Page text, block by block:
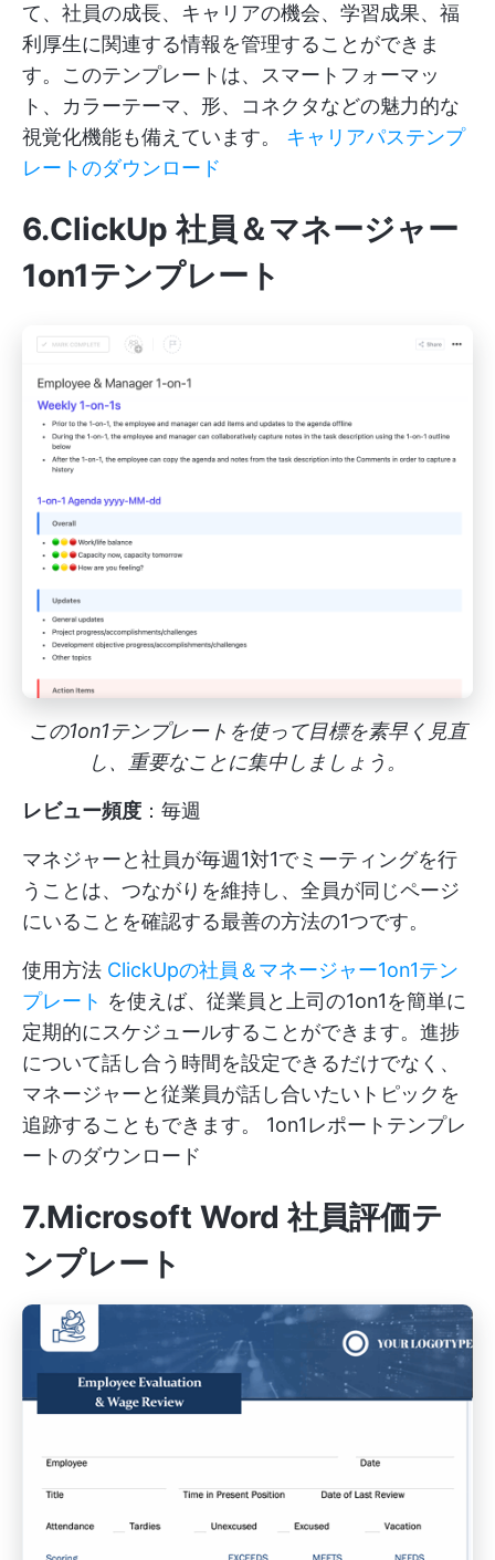
て、社員の成長、キャリアの機会、学習成果、福
利厚生に関連する情報を管理することができま
す。このテンプレートは、スマートフォーマッ
ト、カラーテーマ、形、コネクタなどの魅力的な
視覚化機能も備えています。 キャリアパステンプ
レートのダウンロード
6.ClickUp 社員＆マネージャー
1on1テンプレート
この1on1テンプレートを使って目標を素早く見直
し、重要なことに集中しましょう。
レビュー頻度 ：毎週
マネジャーと社員が毎週1対1でミーティングを行
うことは、つながりを維持し、全員が同じページ
にいることを確認する最善の方法の1つです。
使用方法 ClickUpの社員＆マネージャー1on1テン
プレート を使えば、従業員と上司の1on1を簡単に
定期的にスケジュールすることができます。進捗
について話し合う時間を設定できるだけでなく、
マネージャーと従業員が話し合いたいトピックを
追跡することもできます。 1on1レポートテンプレ
ートのダウンロード
7.Microsoft Word 社員評価テ
ンプレート